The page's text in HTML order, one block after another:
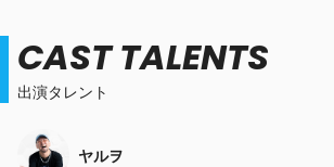
出演タレント
CAST TALENTS
ヤルヲ